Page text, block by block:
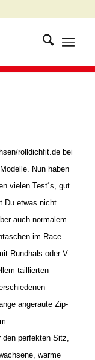
rolldichfit.de bei
Nun haben
vielen Test´s, gut
Du etwas nicht
auch normalem
im Race
Rundhals oder V-
taillierten
angeraute Zip-
perfekten Sitz,
warme